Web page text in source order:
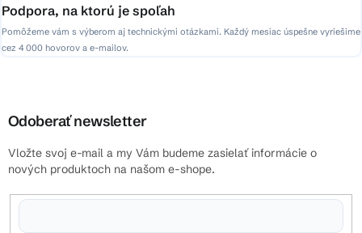
Podpora, na ktorú je spoľah
Pomôžeme vám s výberom aj technickými otázkami. Každý mesiac úspešne vyriešime
cez 4 000 hovorov a e-mailov.
Odoberať newsletter
Vložte svoj e-mail a my Vám budeme zasielať informácie o
nových produktoch na našom e-shope.